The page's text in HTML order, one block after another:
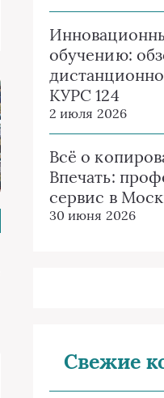
обучению:
КУРС 124
2 июля 2026
Всё о
Впечать:
сервис в
30 июня 2026
Свежие